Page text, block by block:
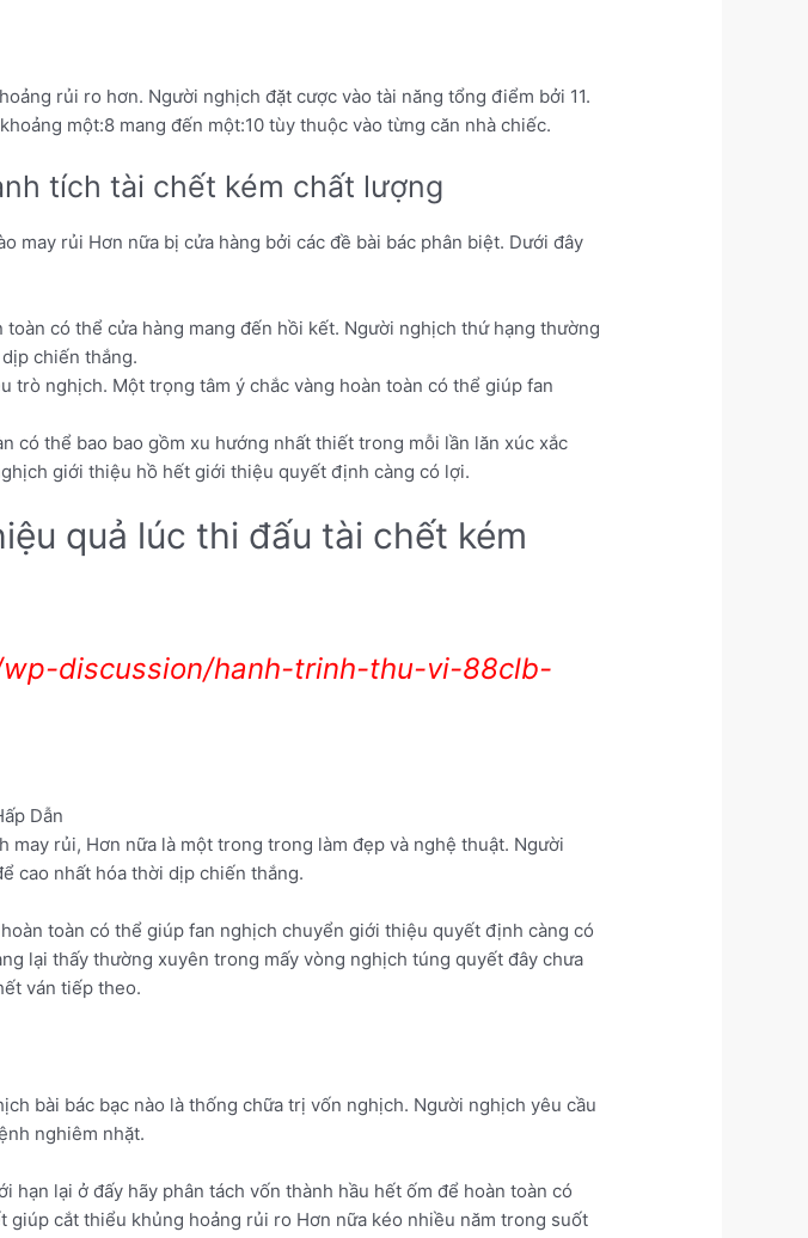
rủi ro hơn. Người nghịch đặt cược vào tài năng tổng điểm bởi 11.
một:8 mang đến một:10 tùy thuộc vào từng căn nhà chiếc.
tích tài chết kém chất lượng
may rủi Hơn nữa bị cửa hàng bởi các đề bài bác phân biệt. Dưới đây
có thể cửa hàng mang đến hồi kết. Người nghịch thứ hạng thường
chiến thắng.
trò nghịch. Một trọng tâm ý chắc vàng hoàn toàn có thể giúp fan
có thể bao bao gồm xu hướng nhất thiết trong mỗi lần lăn xúc xắc
giới thiệu hồ hết giới thiệu quyết định càng có lợi.
quả lúc thi đấu tài chết kém
discussion/hanh-trinh-thu-vi-88clb-
rủi, Hơn nữa là một trong trong làm đẹp và nghệ thuật. Người
cao nhất hóa thời dịp chiến thắng.
toàn có thể giúp fan nghịch chuyển giới thiệu quyết định càng có
lại thấy thường xuyên trong mấy vòng nghịch túng quyết đây chưa
ván tiếp theo.
bài bác bạc nào là thống chữa trị vốn nghịch. Người nghịch yêu cầu
nghiêm nhặt.
lại ở đấy hãy phân tách vốn thành hầu hết ốm để hoàn toàn có
cắt thiểu khủng hoảng rủi ro Hơn nữa kéo nhiều năm trong suốt